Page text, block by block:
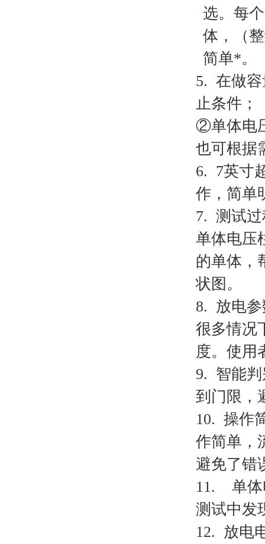
选。每
体，（
简单*。
5. 在做容
止条件；
②单体电
也可根据
6. 7英寸
作，简单
7. 测试过
单体电压
的单体，
状图。
8. 放电
很多情况
度。使用
9. 智能判
到门限，
10. 操作
作简单，
避免了错
11. 单体
测试中发
12. 放电